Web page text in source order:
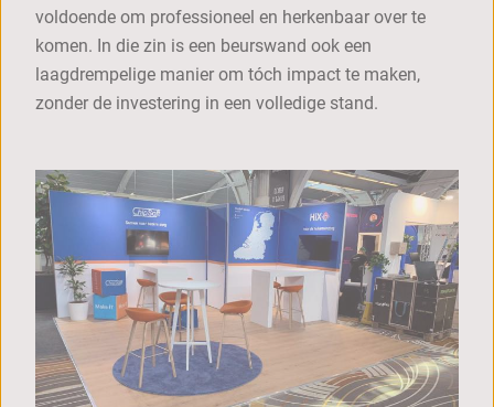
voldoende om professioneel en herkenbaar over te
komen. In die zin is een beurswand ook een
laagdrempelige manier om tóch impact te maken,
zonder de investering in een volledige stand.